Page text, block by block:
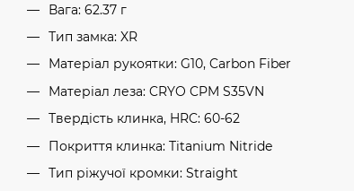
Вага: 62.37 г
Тип замка: XR
Матеріал рукоятки: G10, Carbon Fiber
Матеріал леза: CRYO CPM S35VN
Твердість клинка, HRC: 60-62
Покриття клинка: Titanium Nitride
Тип ріжучої кромки: Straight